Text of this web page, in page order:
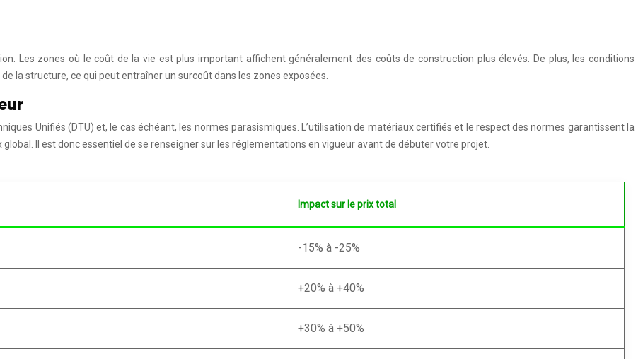
Les zones où le coût de la vie est plus important affichent généralement des coûts de construction plus élevés. De plus, les conditions
la structure, ce qui peut entraîner un surcoût dans les zones exposées.
Unifiés (DTU) et, le cas échéant, les normes parasismiques. L’utilisation de matériaux certifiés et le respect des normes garantissent la
Il est donc essentiel de se renseigner sur les réglementations en vigueur avant de débuter votre projet.
Impact sur le prix total
-15% à -25%
+20% à +40%
+30% à +50%